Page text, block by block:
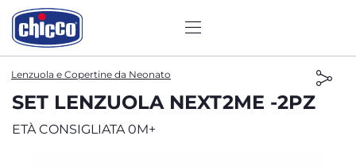
Lenzuola e Copertine da Neonato
SET LENZUOLA NEXT2ME -2PZ
ETÀ CONSIGLIATA 0M+